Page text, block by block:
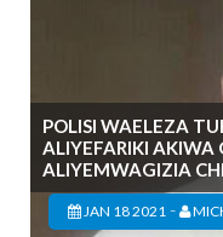
POLISI WAELEZA
ALIYEFARIKI
ALIYEMWAGIZIA
JAN 18 2021 -